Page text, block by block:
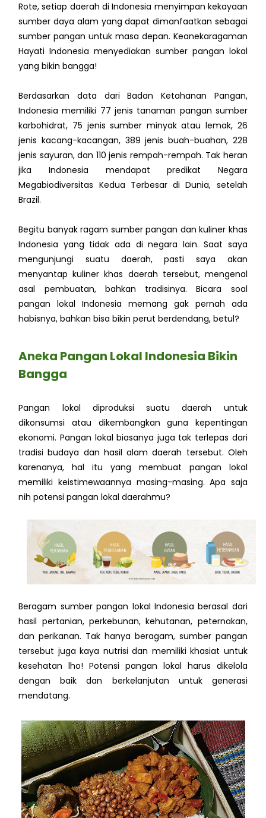
Rote, setiap daerah di Indonesia menyimpan kekayaan
sumber daya alam yang dapat dimanfaatkan sebagai
sumber pangan untuk masa depan. Keanekaragaman
Hayati Indonesia menyediakan sumber pangan lokal
yang bikin bangga!
Berdasarkan data dari Badan Ketahanan Pangan,
Indonesia memiliki 77 jenis tanaman pangan sumber
karbohidrat, 75 jenis sumber minyak atau lemak, 26
jenis kacang-kacangan, 389 jenis buah-buahan, 228
jenis sayuran, dan 110 jenis rempah-rempah. Tak heran
jika Indonesia mendapat predikat Negara
Megabiodiversitas Kedua Terbesar di Dunia, setelah
Brazil.
Begitu banyak ragam sumber pangan dan kuliner khas
Indonesia yang tidak ada di negara lain. Saat saya
mengunjungi suatu daerah, pasti saya akan
menyantap kuliner khas daerah tersebut, mengenal
asal pembuatan, bahkan tradisinya. Bicara soal
pangan lokal Indonesia memang gak pernah ada
habisnya, bahkan bisa bikin perut berdendang, betul?
Aneka Pangan Lokal Indonesia Bikin
Bangga
Pangan lokal diproduksi suatu daerah untuk
dikonsumsi atau dikembangkan guna kepentingan
ekonomi. Pangan lokal biasanya juga tak terlepas dari
tradisi budaya dan hasil alam daerah tersebut. Oleh
karenanya, hal itu yang membuat pangan lokal
memiliki keistimewaannya masing-masing. Apa saja
nih potensi pangan lokal daerahmu?
Beragam sumber pangan lokal Indonesia berasal dari
hasil pertanian, perkebunan, kehutanan, peternakan,
dan perikanan. Tak hanya beragam, sumber pangan
tersebut juga kaya nutrisi dan memiliki khasiat untuk
kesehatan lho! Potensi pangan lokal harus dikelola
dengan baik dan berkelanjutan untuk generasi
mendatang.